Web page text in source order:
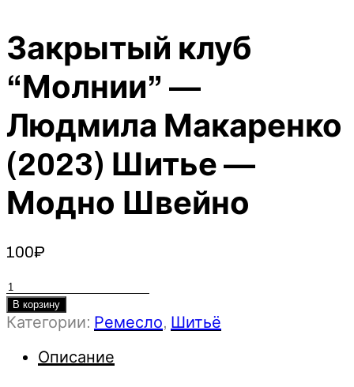
Закрытый клуб
“Молнии” —
Людмила Макаренко
(2023) Шитье —
Модно Швейно
100₽
Количество
товара
Закрытый
“Молнии”
В корзину
Категории: Ремесло, Шитьё
Описание